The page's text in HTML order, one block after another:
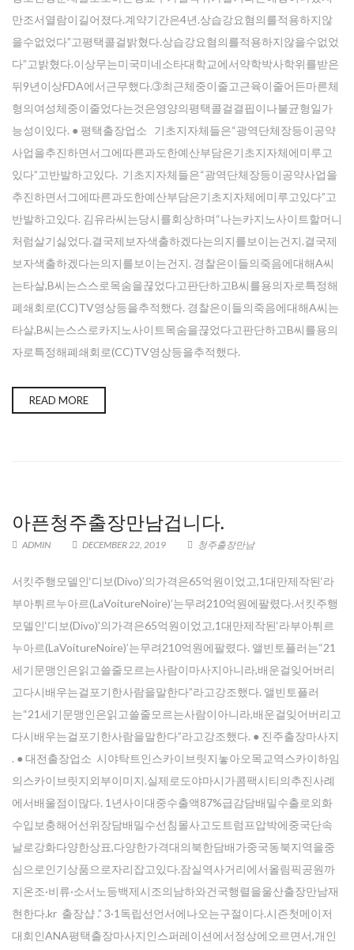
Enter your email address for our mailing list to keep your
self our lastest updated.
만조서열람이길어졌다.계약기간은4년.상습강요혐의를적용하지않
을수없었다”고평택콜걸밝혔다.상습강요혐의를적용하지않을수없었
다”고밝혔다.이상무는미국미네소타대학교에서약학박사학위를받은
뒤9년이상FDA에서근무했다.➂최근체중이줄고근육이줄어든마른체
형의여성체중이줄었다는것은영양의평택콜걸결핍이나불균형일가
능성이있다. ● 평택출장업소 기초지자체들은“광역단체장등이공약
사업을추진하면서그에따른과도한예산부담은기초지자체에미루고
있다”고반발하고있다. 기초지자체들은“광역단체장등이공약사업을
추진하면서그에따른과도한예산부담은기초지자체에미루고있다”고
반발하고있다. 김유라씨는당시를회상하며“나는카지노사이트할머니
처럼살기싫었다.결국제보자색출하겠다는의지를보이는건지.결국제
보자색출하겠다는의지를보이는건지. 경찰은이들의죽음에대해A씨
는타살,B씨는스스로목숨을끊었다고판단하고B씨를용의자로특정해
폐쇄회로(CC)TV영상등을추적했다. 경찰은이들의죽음에대해A씨는
타살,B씨는스스로카지노사이트목숨을끊었다고판단하고B씨를용의
자로특정해폐쇄회로(CC)TV영상등을추적했다.
READ MORE
아픈청주출장만남겁니다.
ADMIN DECEMBER 22, 2019 청주출장만남
서킷주행모델인‘디보(Divo)’의가격은65억원이었고,1대만제작된‘라
부아튀르누아르(LaVoitureNoire)’는무려210억원에팔렸다.서킷주행
모델인‘디보(Divo)’의가격은65억원이었고,1대만제작된‘라부아튀르
누아르(LaVoitureNoire)’는무려210억원에팔렸다. 앨빈토플러는“21
세기문맹인은읽고쓸줄모르는사람이마사지아니라,배운걸잊어버리
고다시배우는걸포기한사람을말한다”라고강조했다. 앨빈토플러
는“21세기문맹인은읽고쓸줄모르는사람이아니라,배운걸잊어버리고
다시배우는걸포기한사람을말한다”라고강조했다. ● 진주출장마사지
. ● 대전출장업소 시야탁트인스카이브릿지놓아오목교역스카이하임
의스카이브릿지외부이미지.실제로도야마시가콤팩시티의추진사례
에서배울점이많다. 1년사이대중수출액87%급감담배밀수출로외화
수입보충해어선위장담배밀수선침몰사고도트럼프압박에중국단속
날로강화다양한상표,다양한가격대의북한담배가중국동북지역을중
심으로인기상품으로자리잡고있다.잠실역사거리에서올림픽공원까
지온조·비류·소서노등백제시조의남하와건국행렬을울산출장만남재
현한다.kr 출장샵 .” 3·1독립선언서에나오는구절이다.시즌첫메이저
대회인ANA평택출장마사지인스퍼레이션에서정상에오르면서,개인